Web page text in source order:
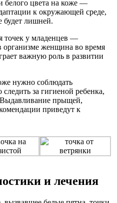
цвета на коже —
к окружающей среде,
будет лишней.
точек у младенцев —
организме женщина во время
важную роль в развитии
нужно соблюдать
за гигиеной ребенка,
Выдавливание прыщей,
приведут к
и лечения